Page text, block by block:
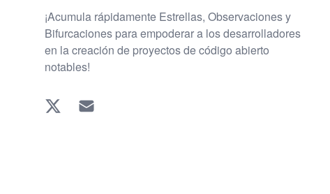
¡Acumula rápidamente Estrellas, Observaciones y
Bifurcaciones para empoderar a los desarrolladores
en la creación de proyectos de código abierto
notables!
Twitter EMAIL